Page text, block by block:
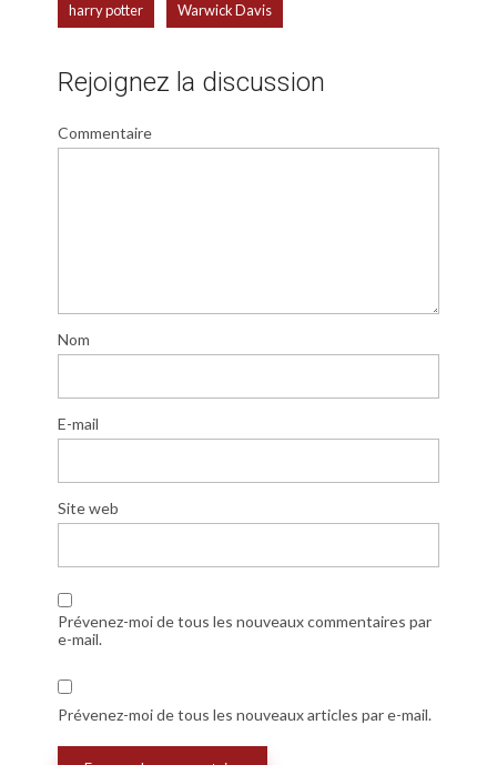
harry potter Warwick Davis
Rejoignez la discussion
Commentaire
Nom
E-mail
Site web
Prévenez-moi de tous les nouveaux commentaires par
e-mail.
Prévenez-moi de tous les nouveaux articles par e-mail.